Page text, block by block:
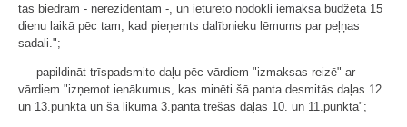
tās biedram - nerezidentam -, un ieturēto nodokli iemaksā budžetā 15
dienu laikā pēc tam, kad pieņemts dalībnieku lēmums par peļņas
sadali.";
papildināt trīspadsmito daļu pēc vārdiem "izmaksas reizē" ar
vārdiem "izņemot ienākumus, kas minēti šā panta desmitās daļas 12.
un 13.punktā un šā likuma 3.panta trešās daļas 10. un 11.punktā";